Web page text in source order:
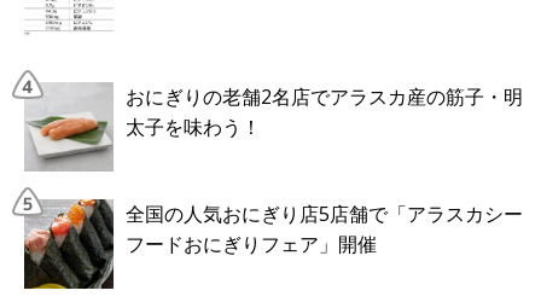
おにぎりの老舗2名店でアラスカ産の筋子・明
太子を味わう！
全国の人気おにぎり店5店舗で「アラスカシー
フードおにぎりフェア」開催